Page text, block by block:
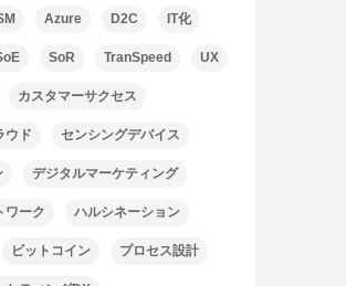
Azure D2C IT化
SoR TranSpeed UX
カスタマーサクセス
ウド センシングデバイス
デジタルマーケティング
ワーク ハルシネーション
ビットコイン プロセス設計